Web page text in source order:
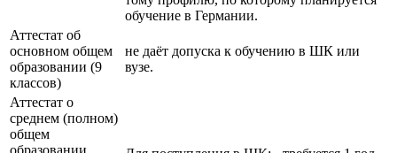
обучение в Германии.
Аттестат об
основном общем
образовании (9
классов)
не даёт допуска к обучению в ШК или
вузе.
Аттестат о
среднем (полном)
общем
образовании,